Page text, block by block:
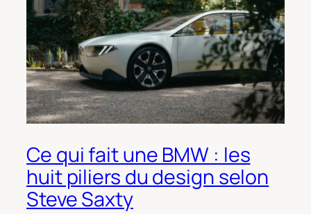
Ce qui fait une BMW : les
huit piliers du design selon
Steve Saxty